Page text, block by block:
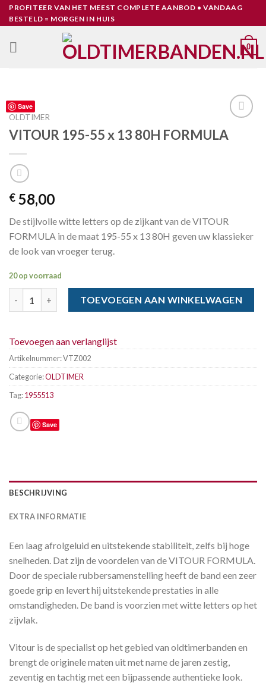
SkipPROFITEER VAN HET MEEST COMPLETE AANBOD • VANDAAG
BESTELD = MORGEN IN HUIS
0
Save
Toevoegen
aan
OLDTIMER
VITOUR 195-55 x 13 80H FORMULA
€ 58,00
De stijlvolle witte letters op de zijkant van de VITOUR
FORMULA in de maat 195-55 x 13 80H geven uw klassieker
de look van vroeger terug.
20 op voorraad
TOEVOEGEN AAN WINKELWAGEN
Toevoegen aan verlanglijst
Artikelnummer:VTZ002
Categorie:OLDTIMER
Tag:1955513
Save
BESCHRIJVING
EXTRA INFORMATIE
Een laag afrolgeluid en uitstekende stabiliteit, zelfs bij hoge
snelheden. Dat zijn de voordelen van de VITOUR FORMULA.
Door de speciale rubbersamenstelling heeft de band een zeer
goede grip en levert hij uitstekende prestaties in alle
omstandigheden. De band is voorzien met witte letters op het
zijvlak.
Vitour is de specialist op het gebied van oldtimerbanden en
brengt de originele maten uit met name de jaren zestig,
zeventig en tachtig met een bijpassende authentieke look.